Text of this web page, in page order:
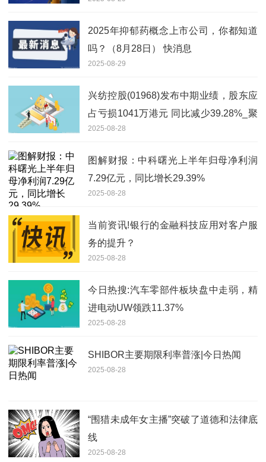
2025年抑郁药概念上市公司，你都知道
吗？（8月28日） 快消息
2025-08-29
兴纺控股(01968)发布中期业绩，股东应
占亏损1041万港元 同比减少39.28%_聚
看点
2025-08-28
图解财报：中科曙光上半年归母净利润
7.29亿元，同比增长29.39%
2025-08-28
当前资讯!银行的金融科技应用对客户服
务的提升？
2025-08-28
今日热搜:汽车零部件板块盘中走弱，精
进电动UW领跌11.37%
2025-08-28
SHIBOR主要期限利率普涨|今日热闻
2025-08-28
“围猎未成年女主播”突破了道德和法律底
线
2025-08-28